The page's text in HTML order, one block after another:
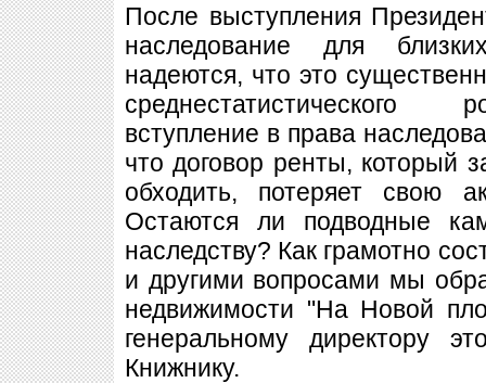
После выступления
наследование для
надеются, что это
среднестатистического
вступление в права
что договор ренты, который
обходить, потеряет свою
Остаются ли подводные
наследству? Как грамотно
и другими вопросами мы
недвижимости "На Новой
генеральному директору
Книжнику.